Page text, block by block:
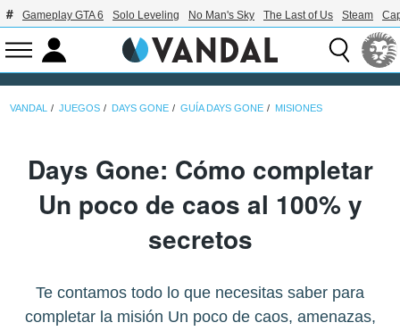
Gameplay GTA 6 Solo Leveling No Man's Sky The Last of Us Steam
VANDAL JUEGOS DAYS GONE GUÍA DAYS GONE MISIONES
Days Gone: Cómo completar
Un poco de caos al 100% y
secretos
Te contamos todo lo que necesitas saber para
completar la misión Un poco de caos, amenazas,